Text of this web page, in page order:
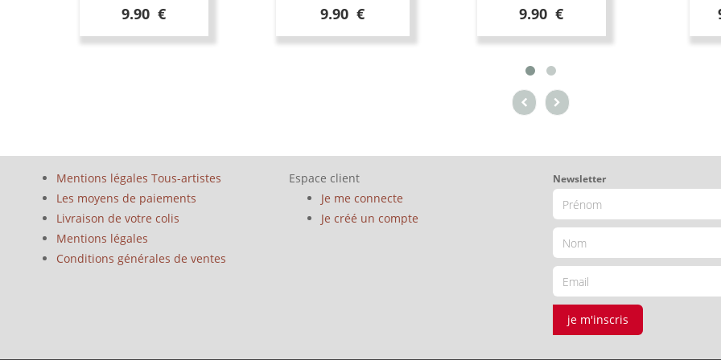
9.90 € 9.90 € 9.90 €
Mentions légales Tous-artistes
Les moyens de paiements
Livraison de votre colis
Mentions légales
Conditions générales de ventes
Espace client
Je me connecte
Je créé un compte
Newsletter
je m'inscris